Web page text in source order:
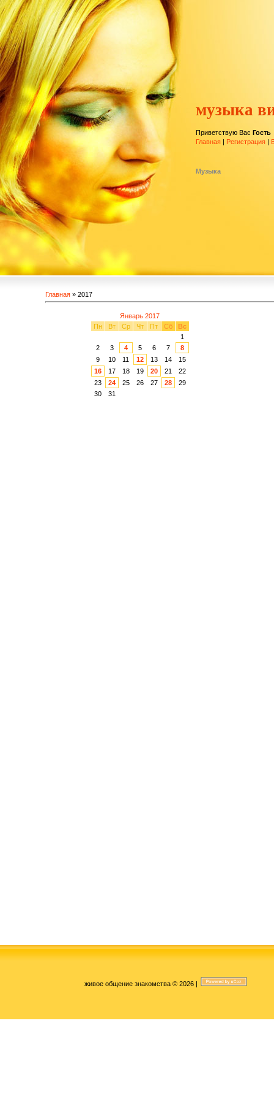
музыка
Приветствую Вас Гость
Главная | Регистрация |
Музыка
Главная » 2017
Январь 2017
Пн
Вт Ср Чт Пт Сб
Вс
1
2
3 4 5 6 7
8
9
10 11 12 13 14
15
16
17 18 19 20 21
22
23
24 25 26 27 28
29
30
31
живое общение знакомства © 2026|